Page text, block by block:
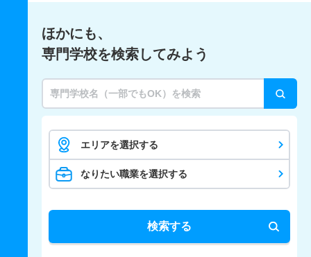
ほかにも、
専門学校を検索してみよう
エリアを選択する
なりたい職業を選択する
検索する